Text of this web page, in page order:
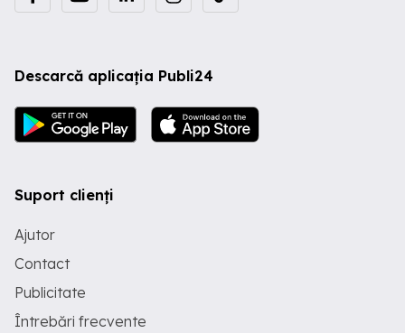
Descarcă aplicația Publi24
Suport clienți
Ajutor
Contact
Publicitate
Întrebări frecvente